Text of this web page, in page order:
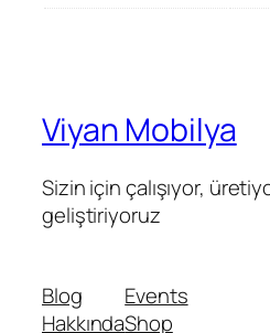
Viyan Mobilya
Sizin için çalışıyor,
geliştiriyoruz
Blog
Hakkında
Events
Shop